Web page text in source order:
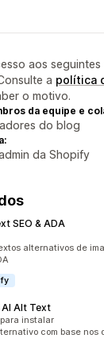
aos
a política
o motivo.
da equipe e
do blog
da Shopify
SEO & ADA
alternativos de
AI Alt Text
instalar
com base nos